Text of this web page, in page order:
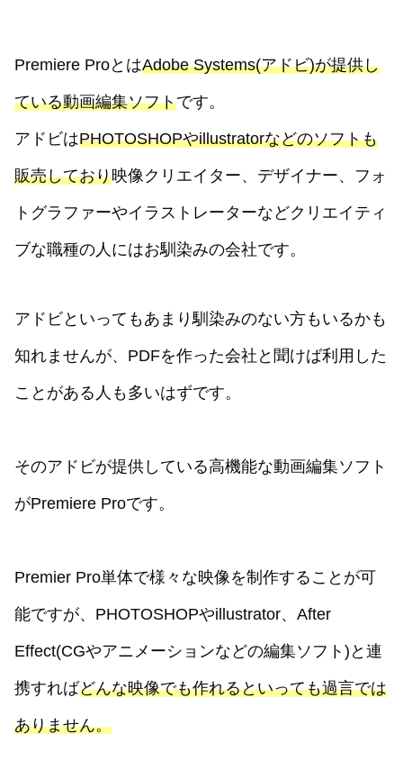
Premiere ProとはAdobe Systems(アドビ)が提供し
ている動画編集ソフトです。
アドビはPHOTOSHOPやillustratorなどのソフトも
販売しており映像クリエイター、デザイナー、フォ
トグラファーやイラストレーターなどクリエイティ
ブな職種の人にはお馴染みの会社です。
アドビといってもあまり馴染みのない方もいるかも
知れませんが、PDFを作った会社と聞けば利用した
ことがある人も多いはずです。
そのアドビが提供している高機能な動画編集ソフト
がPremiere Proです。
Premier Pro単体で様々な映像を制作することが可
能ですが、PHOTOSHOPやillustrator、After
Effect(CGやアニメーションなどの編集ソフト)と連
携すればどんな映像でも作れるといっても過言では
ありません。